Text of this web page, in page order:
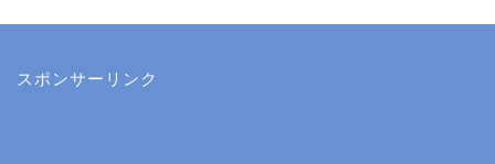
スポンサーリンク